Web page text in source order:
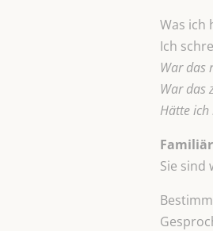
Was ich
Ich
War das
War das
Hätte ich
Sie sind